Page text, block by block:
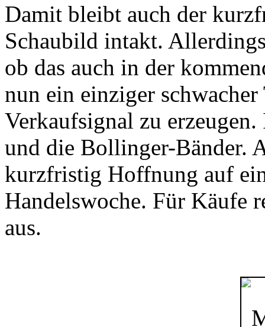
Damit bleibt auch der
Schaubild intakt.
ob das auch in der
nun ein einziger
Verkaufsignal zu
und die Bollinger-Bänder.
kurzfristig Hoffnung auf
Handelswoche. Für Käufe
aus.